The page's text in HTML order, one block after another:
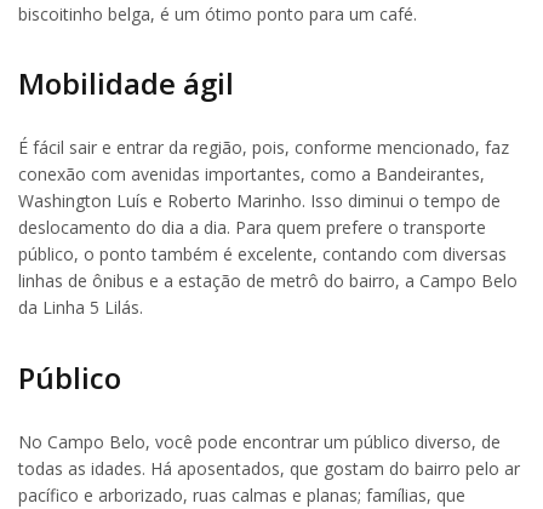
biscoitinho belga, é um ótimo ponto para um café.
Mobilidade ágil
É fácil sair e entrar da região, pois, conforme mencionado, faz
conexão com avenidas importantes, como a Bandeirantes,
Washington Luís e Roberto Marinho. Isso diminui o tempo de
deslocamento do dia a dia. Para quem prefere o transporte
público, o ponto também é excelente, contando com diversas
linhas de ônibus e a estação de metrô do bairro, a Campo Belo
da Linha 5 Lilás.
Público
No Campo Belo, você pode encontrar um público diverso, de
todas as idades. Há aposentados, que gostam do bairro pelo ar
pacífico e arborizado, ruas calmas e planas; famílias, que